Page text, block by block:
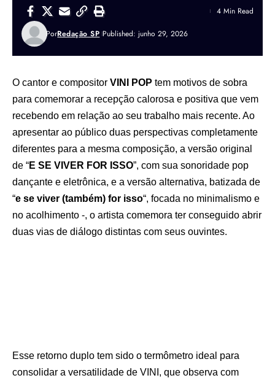
PorRedação SP Published: junho 29, 2026
4 Min Read
O cantor e compositor VINI POP tem motivos de sobra
para comemorar a recepção calorosa e positiva que vem
recebendo em relação ao seu trabalho mais recente. Ao
apresentar ao público duas perspectivas completamente
diferentes para a mesma composição, a versão original
de “E SE VIVER FOR ISSO”, com sua sonoridade pop
dançante e eletrônica, e a versão alternativa, batizada de
“e se viver (também) for isso“, focada no minimalismo e
no acolhimento -, o artista comemora ter conseguido abrir
duas vias de diálogo distintas com seus ouvintes.
Esse retorno duplo tem sido o termômetro ideal para
consolidar a versatilidade de VINI, que observa com